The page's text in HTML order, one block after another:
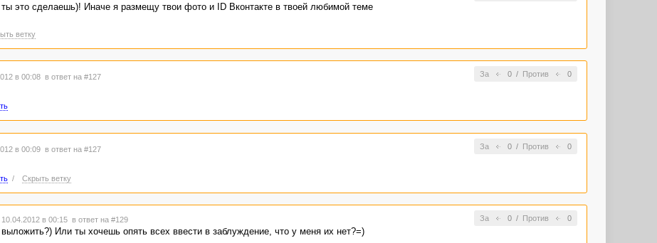
это сделаешь)! Иначе я размещу твои фото и ID Вконтакте в твоей любимой теме
ветку
За 0/ Против 0
в 00:08 в ответ на #127
За 0/ Против 0
в 00:09 в ответ на #127
/ Скрыть ветку
За 0/ Против 0
в 00:15 в ответ на #129
Или ты хочешь опять всех ввести в заблуждение, что у меня их нет?=)